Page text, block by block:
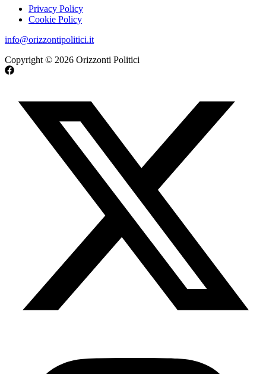
Privacy Policy
Cookie Policy
info@orizzontipolitici.it
Copyright © 2026 Orizzonti Politici